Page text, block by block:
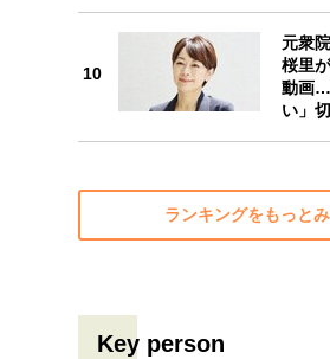
10
元衆
桜里
動画…
い」
ランキングをもっと
Key person